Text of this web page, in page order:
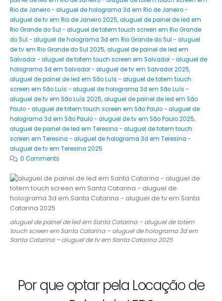
Rio de Janeiro - aluguel de holograma 3d em Rio de Janeiro -
aluguel de tv em Rio de Janeiro 2025,aluguel de painel de led em
Rio Grande do Sul - aluguel de totem touch screen em Rio Grande
do Sul - aluguel de holograma 3d em Rio Grande do Sul - aluguel
de tv em Rio Grande do Sul 2025,aluguel de painel de led em
Salvador - aluguel de totem touch screen em Salvador - aluguel de
holograma 3d em Salvador - aluguel de tv em Salvador 2025,
aluguel de painel de led em São Luís - aluguel de totem touch
screen em São Luís - aluguel de holograma 3d em São Luís -
aluguel de tv em São Luís 2025,aluguel de painel de led em São
Paulo - aluguel de totem touch screen em São Paulo - aluguel de
holograma 3d em São Paulo - aluguel de tv em São Paulo 2025,
aluguel de painel de led em Teresina - aluguel de totem touch
screen em Teresina - aluguel de holograma 3d em Teresina -
aluguel de tv em Teresina 2025
0 Comments
aluguel de painel de led em Santa Catarina – aluguel de totem
touch screen em Santa Catarina – aluguel de holograma 3d em
Santa Catarina – aluguel de tv em Santa Catarina 2025
Por que optar pela Locação de